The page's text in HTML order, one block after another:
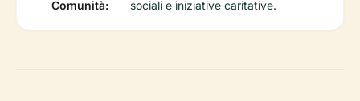
Comunità:
sociali e iniziative caritative.